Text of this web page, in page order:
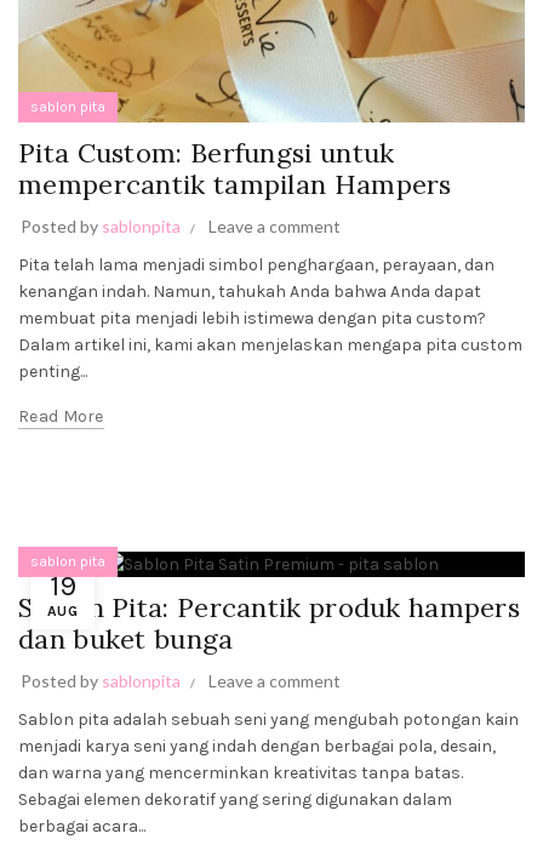
sablon pita
Pita Custom: Berfungsi untuk
mempercantik tampilan Hampers
Posted by sablonpita
Leave a comment
Pita telah lama menjadi simbol penghargaan, perayaan, dan
kenangan indah. Namun, tahukah Anda bahwa Anda dapat
membuat pita menjadi lebih istimewa dengan pita custom?
Dalam artikel ini, kami akan menjelaskan mengapa pita custom
penting...
Read More
19
AUG
sablon pita
Sablon Pita: Percantik produk hampers
dan buket bunga
Posted by sablonpita
Leave a comment
Sablon pita adalah sebuah seni yang mengubah potongan kain
menjadi karya seni yang indah dengan berbagai pola, desain,
dan warna yang mencerminkan kreativitas tanpa batas.
Sebagai elemen dekoratif yang sering digunakan dalam
berbagai acara...